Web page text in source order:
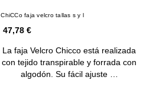
ChiCCo faja velcro tallas s y l
47,78 €
La faja Velcro Chicco está realizada
con tejido transpirable y forrada con
algodón. Su fácil ajuste …